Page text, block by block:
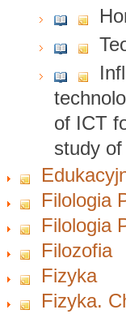
of ICT
study
Filologia
Filologia
Filozofia
Fizyka
Fizyka.